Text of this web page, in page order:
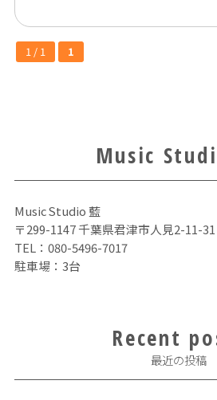
1 / 1 1
Music
Music Studio 藍
〒299-1147 千葉県君津市人見2-11-31
TEL： 080-5496-7017
駐車場：3台
Recent
最近の投稿